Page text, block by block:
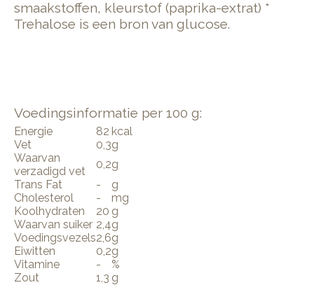
smaakstoffen, kleurstof (paprika-extrat) *
Trehalose is een bron van glucose.
Voedingsinformatie per 100 g:
Energie 82 kcal
Vet
0,3g
Waarvan
verzadigd vet
0,2g
Trans Fat
-
g
Cholesterol
-
mg
Koolhydraten
20 g
Waarvan suiker 2,4g
Voedingsvezels2,6g
Eiwitten
0,2g
Vitamine
-
%
Zout
1,3 g